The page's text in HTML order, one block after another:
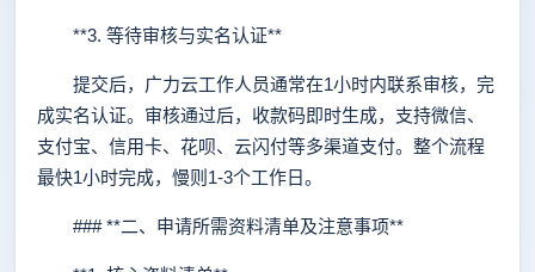
**3. 等待审核与实名认证**
提交后，广力云工作人员通常在1小时内联系审核，完
成实名认证。审核通过后，收款码即时生成，支持微信、
支付宝、信用卡、花呗、云闪付等多渠道支付。整个流程
最快1小时完成，慢则1-3个工作日。
### **二、申请所需资料清单及注意事项**